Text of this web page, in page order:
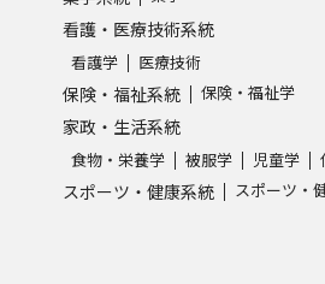
看護・医療技術系統
看護学 医療技術
保険・福祉系統 保険・福祉学
家政・生活系統
食物・栄養学 被服学 児童学
スポーツ・健康系統 スポーツ・